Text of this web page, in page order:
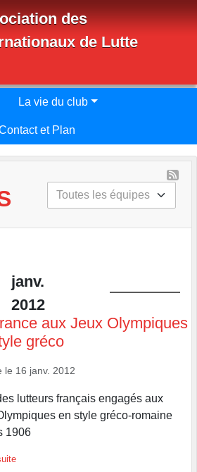
des
de Lutte
La vie du club
et Plan
janv.
2012
aux Jeux Olympiques
gréco
le 16 janv. 2012
lutteurs français engagés aux
en style gréco-romaine
1906
cookies